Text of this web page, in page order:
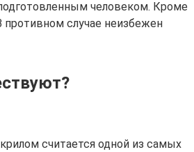
человеком. Кроме
противном случае неизбежен
считается одной из самых